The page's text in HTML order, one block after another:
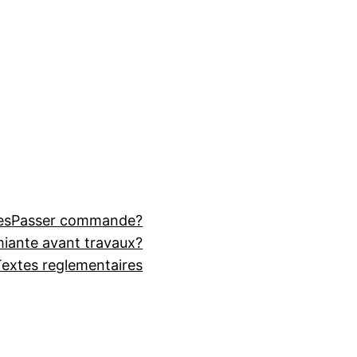
Passer commande?
avant travaux?
reglementaires